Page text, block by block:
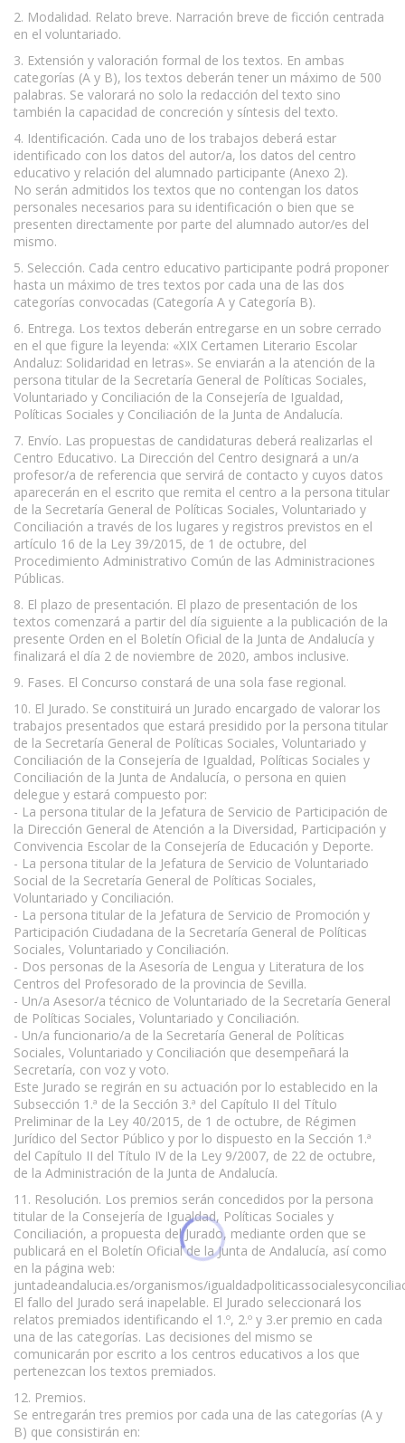
2. Modalidad. Relato breve. Narración breve de ficción centrada
en el voluntariado.
3. Extensión y valoración formal de los textos. En ambas
categorías (A y B), los textos deberán tener un máximo de 500
palabras. Se valorará no solo la redacción del texto sino
también la capacidad de concreción y síntesis del texto.
4. Identificación. Cada uno de los trabajos deberá estar
identificado con los datos del autor/a, los datos del centro
educativo y relación del alumnado participante (Anexo 2).
No serán admitidos los textos que no contengan los datos
personales necesarios para su identificación o bien que se
presenten directamente por parte del alumnado autor/es del
mismo.
5. Selección. Cada centro educativo participante podrá proponer
hasta un máximo de tres textos por cada una de las dos
categorías convocadas (Categoría A y Categoría B).
6. Entrega. Los textos deberán entregarse en un sobre cerrado
en el que figure la leyenda: «XIX Certamen Literario Escolar
Andaluz: Solidaridad en letras». Se enviarán a la atención de la
persona titular de la Secretaría General de Políticas Sociales,
Voluntariado y Conciliación de la Consejería de Igualdad,
Políticas Sociales y Conciliación de la Junta de Andalucía.
7. Envío. Las propuestas de candidaturas deberá realizarlas el
Centro Educativo. La Dirección del Centro designará a un/a
profesor/a de referencia que servirá de contacto y cuyos datos
aparecerán en el escrito que remita el centro a la persona titular
de la Secretaría General de Políticas Sociales, Voluntariado y
Conciliación a través de los lugares y registros previstos en el
artículo 16 de la Ley 39/2015, de 1 de octubre, del
Procedimiento Administrativo Común de las Administraciones
Públicas.
8. El plazo de presentación. El plazo de presentación de los
textos comenzará a partir del día siguiente a la publicación de la
presente Orden en el Boletín Oficial de la Junta de Andalucía y
finalizará el día 2 de noviembre de 2020, ambos inclusive.
9. Fases. El Concurso constará de una sola fase regional.
10. El Jurado. Se constituirá un Jurado encargado de valorar los
trabajos presentados que estará presidido por la persona titular
de la Secretaría General de Políticas Sociales, Voluntariado y
Conciliación de la Consejería de Igualdad, Políticas Sociales y
Conciliación de la Junta de Andalucía, o persona en quien
delegue y estará compuesto por:
- La persona titular de la Jefatura de Servicio de Participación de
la Dirección General de Atención a la Diversidad, Participación y
Convivencia Escolar de la Consejería de Educación y Deporte.
- La persona titular de la Jefatura de Servicio de Voluntariado
Social de la Secretaría General de Políticas Sociales,
Voluntariado y Conciliación.
- La persona titular de la Jefatura de Servicio de Promoción y
Participación Ciudadana de la Secretaría General de Políticas
Sociales, Voluntariado y Conciliación.
- Dos personas de la Asesoría de Lengua y Literatura de los
Centros del Profesorado de la provincia de Sevilla.
- Un/a Asesor/a técnico de Voluntariado de la Secretaría General
de Políticas Sociales, Voluntariado y Conciliación.
- Un/a funcionario/a de la Secretaría General de Políticas
Sociales, Voluntariado y Conciliación que desempeñará la
Secretaría, con voz y voto.
Este Jurado se regirán en su actuación por lo establecido en la
Subsección 1.ª de la Sección 3.ª del Capítulo II del Título
Preliminar de la Ley 40/2015, de 1 de octubre, de Régimen
Jurídico del Sector Público y por lo dispuesto en la Sección 1.ª
del Capítulo II del Título IV de la Ley 9/2007, de 22 de octubre,
de la Administración de la Junta de Andalucía.
11. Resolución. Los premios serán concedidos por la persona
titular de la Consejería de Igualdad, Políticas Sociales y
Conciliación, a propuesta del Jurado, mediante orden que se
publicará en el Boletín Oficial de la Junta de Andalucía, así como
en la página web:
juntadeandalucia.es/organismos/
El fallo del Jurado será inapelable. El Jurado seleccionará los
relatos premiados identificando el 1.º, 2.º y 3.er premio en cada
una de las categorías. Las decisiones del mismo se
comunicarán por escrito a los centros educativos a los que
pertenezcan los textos premiados.
12. Premios.
Se entregarán tres premios por cada una de las categorías (A y
B) que consistirán en: